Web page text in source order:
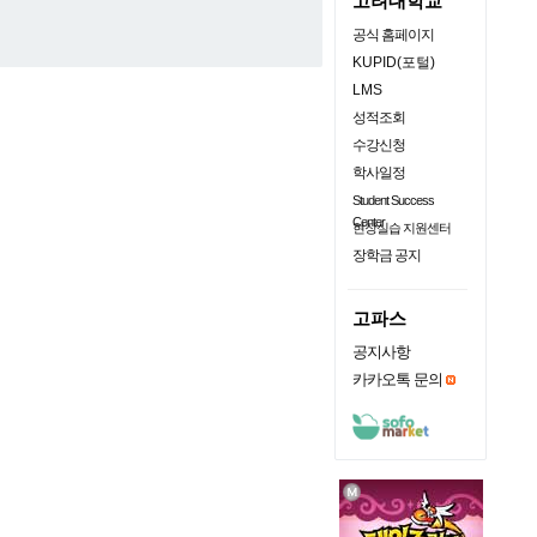
공식 홈페이지
KUPID(포털)
LMS
성적조회
수강신청
학사일정
Student Success
Center
현장실습 지원센터
장학금 공지
고파스
공지사항
카카오톡 문의